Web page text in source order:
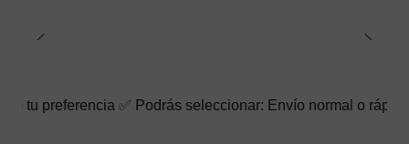
Podrás seleccionar: Envío normal o rápido ☑️ También